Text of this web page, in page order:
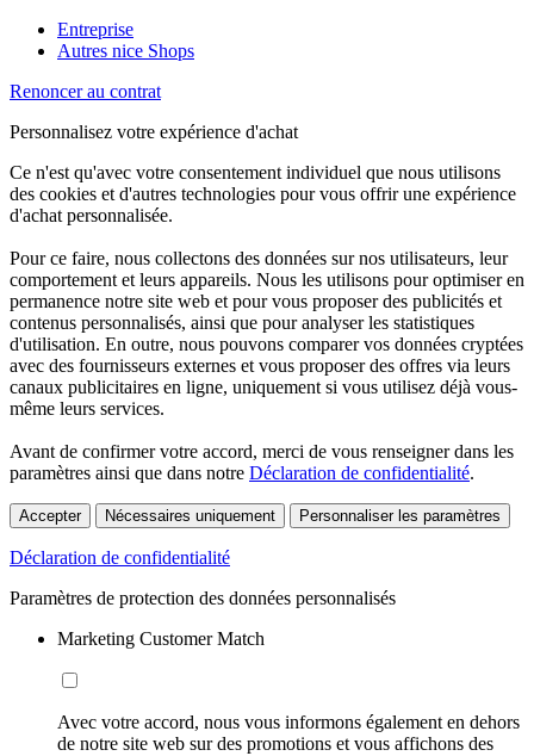
Entreprise
Autres nice Shops
Renoncer au contrat
Personnalisez votre expérience d'achat
Ce n'est qu'avec votre consentement individuel que nous utilisons
des cookies et d'autres technologies pour vous offrir une expérience
d'achat personnalisée.
Pour ce faire, nous collectons des données sur nos utilisateurs, leur
comportement et leurs appareils. Nous les utilisons pour optimiser en
permanence notre site web et pour vous proposer des publicités et
contenus personnalisés, ainsi que pour analyser les statistiques
d'utilisation. En outre, nous pouvons comparer vos données cryptées
avec des fournisseurs externes et vous proposer des offres via leurs
canaux publicitaires en ligne, uniquement si vous utilisez déjà vous-
même leurs services.
Avant de confirmer votre accord, merci de vous renseigner dans les
paramètres ainsi que dans notre Déclaration de confidentialité.
Accepter Nécessaires uniquement Personnaliser les paramètres
Déclaration de confidentialité
Paramètres de protection des données personnalisés
Marketing Customer Match
Avec votre accord, nous vous informons également en dehors
de notre site web sur des promotions et vous affichons des